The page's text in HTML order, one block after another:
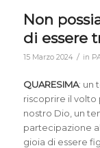
Non
di essere
15 Marzo 2024 / in
QUARESIMA: un
riscoprire il
nostro Dio, un
partecipazione
gioia di essere